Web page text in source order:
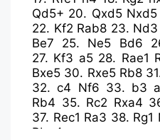
Qd5+ 20. Qxd5 Nxd5
22. Kf2 Rab8 23. Nd3
Be7
25. Ne5 Bd6
27. Kf3 a5 28. Rae1
Bxe5 30. Rxe5 Rb8
32.c4 Nf6 33. b3
Rb4 35. Rc2 Rxa4
37. Rec1 Ra3 38. Rg1
Rba4